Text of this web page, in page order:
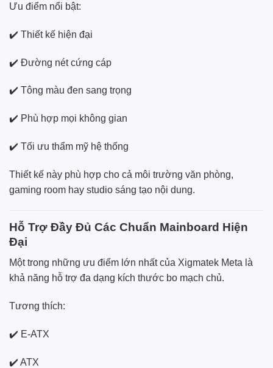
Ưu điểm nổi bật:
✔️ Thiết kế hiện đại
✔️ Đường nét cứng cáp
✔️ Tông màu đen sang trọng
✔️ Phù hợp mọi không gian
✔️ Tối ưu thẩm mỹ hệ thống
Thiết kế này phù hợp cho cả môi trường văn phòng,
gaming room hay studio sáng tạo nội dung.
Hỗ Trợ Đầy Đủ Các Chuẩn Mainboard Hiện
Đại
Một trong những ưu điểm lớn nhất của Xigmatek Meta là
khả năng hỗ trợ đa dạng kích thước bo mạch chủ.
Tương thích:
✔️ E-ATX
✔️ ATX